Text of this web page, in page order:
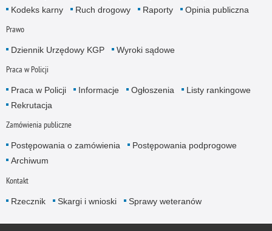
Kodeks karny
Ruch drogowy Raporty Opinia publiczna
Prawo
Dziennik Urzędowy KGP Wyroki sądowe
Praca w Policji
Praca w Policji Informacje Ogłoszenia
Listy rankingowe
Rekrutacja
Zamówienia publiczne
Postępowania o zamówienia
Postępowania podprogowe
Archiwum
Kontakt
Rzecznik Skargi i wnioski Sprawy weteranów